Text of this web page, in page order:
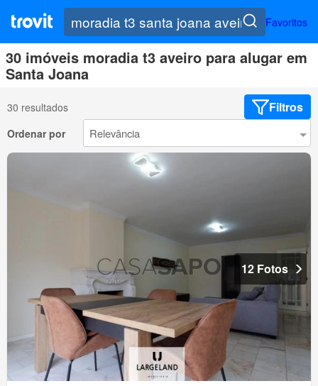
Favoritos
30 imóveis moradia t3 aveiro para alugar em
Santa Joana
30 resultados Filtros
Ordenar por
12 Fotos